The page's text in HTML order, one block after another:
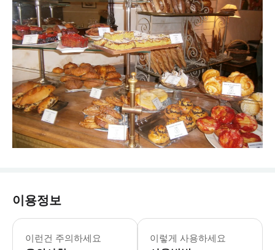
이용정보
이런건 주의하세요
- 준비물: * 카메라 * 추가 현금 또는
이렇게 사용하세요